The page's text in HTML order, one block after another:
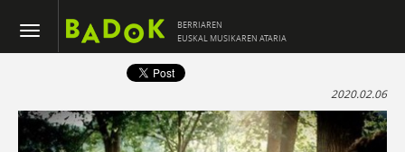
BERRIAREN
EUSKAL MUSIKAREN ATARIA
2020.02.06